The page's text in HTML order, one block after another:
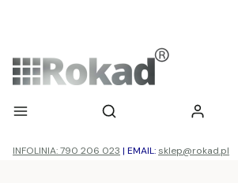
Menu Otwórz wyszukiwarkę
Szukaj Zaloguj się
INFOLINIA: 790 206 023 | EMAIL: sklep@rokad.pl